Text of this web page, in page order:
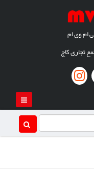
ام وی ام
تجاری کاج